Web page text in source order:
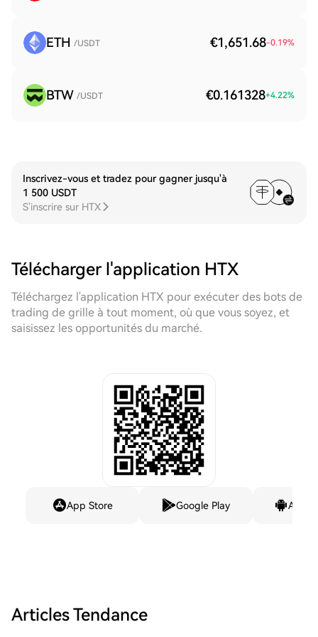
ETH /USDT €1,651.68-0.19%
BTW /USDT €0.161328+4.22%
Inscrivez-vous et tradez pour gagner jusqu'à
1 500 USDT
S'inscrire sur HTX
Télécharger l'application HTX
Téléchargez l'application HTX pour exécuter des bots de
trading de grille à tout moment, où que vous soyez, et
saisissez les opportunités du marché.
App Store Google Play
Articles Tendance